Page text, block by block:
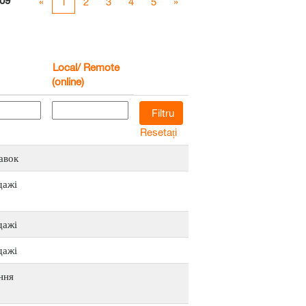
Local/ Remote
(online)
Resetați